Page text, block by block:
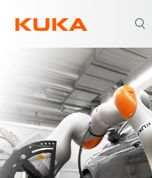
iiwa 控制軟體